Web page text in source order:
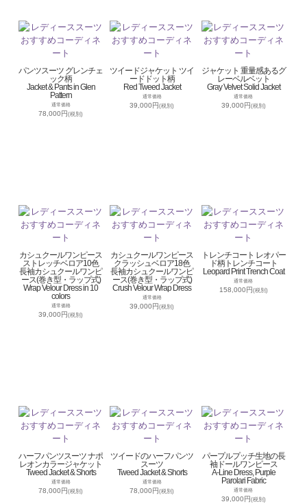
パンツスーツ グレンチェ
ック柄
Jacket & Pants in Glen
Pattern
通常価格
78,000円(税別)
ツイードジャケット ツイ
ードドット柄
Red Tweed Jacket
通常価格
39,000円(税別)
ジャケット 重量感あるグ
レーベルベット
Gray Velvet Solid Jacket
通常価格
39,000円(税別)
カシュクールワンピース
ストレッチベロア10色
長袖カシュクールワンピ
ース(巻き型・ラップ式)
Wrap Velour Dress in 10
colors
通常価格
39,000円(税別)
カシュクールワンピース
クラッシュベロア18色
長袖カシュクールワンピ
ース(巻き型・ラップ式)
Crush Velour Wrap Dress
通常価格
39,000円(税別)
トレンチコート レオパー
ド柄トレンチコート
Leopard Print Trench Coat
通常価格
158,000円(税別)
ハーフパンツスーツ ナポ
レオンカラージャケット
Tweed Jacket & Shorts
通常価格
78,000円(税別)
ツイードのハーフパンツ
スーツ
Tweed Jacket & Shorts
通常価格
78,000円(税別)
パープルプッチ生地の長
袖ドールワンピース
A-Line Dress, Purple
Parolari Fabric
通常価格
39,000円(税別)